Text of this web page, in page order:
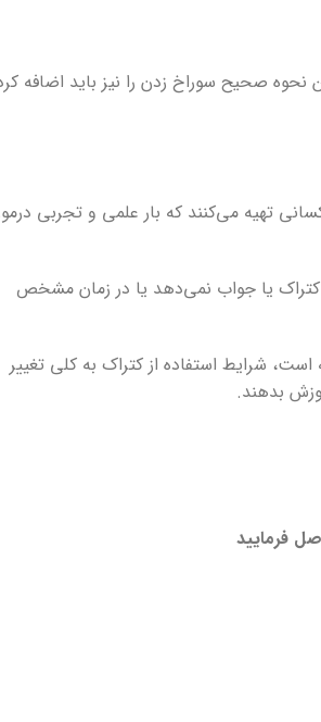
نحوه صحیح سوراخ زدن را نیز باید اضافه
تهیه می‌کنند که بار علمی و تجربی
کتراک یا جواب نمی‌دهد یا در زمان مشخص
شرایط استفاده از کتراک به کلی تغییر
بدهند.
فرمایید